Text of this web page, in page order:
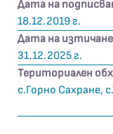
Дата на
18.12.2019 г.
Дата на изтичане
31.12.2025 г.
Териториален
с.Горно Сахране,